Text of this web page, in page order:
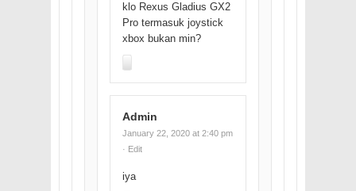
klo Rexus Gladius GX2
Pro termasuk joystick
xbox bukan min?
Admin
January 22, 2020 at 2:40 pm
· Edit
iya